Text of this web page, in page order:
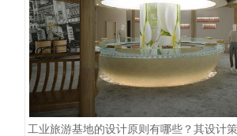
工业旅游基地的设计原则有哪些？其设计